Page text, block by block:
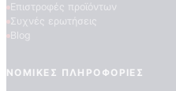
Επιστροφές προϊόντων
Συχνές ερωτήσεις
Blog
ΝΟΜΙΚΈΣ ΠΛΗΡΟΦΟΡΊΕΣ